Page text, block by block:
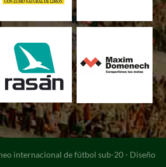
internacional de fútbol sub-20 - Diseño